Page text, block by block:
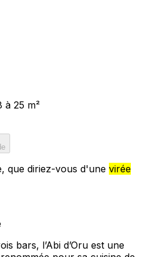
à 25 m²
que diriez-vous d'une virée
bars, l’Abi d’Oru est une